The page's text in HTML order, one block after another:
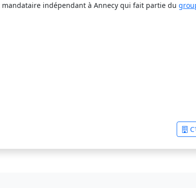
mandataire indépendant à Annecy qui fait partie du